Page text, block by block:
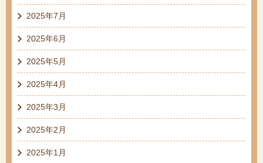
2025年7月
2025年6月
2025年5月
2025年4月
2025年3月
2025年2月
2025年1月